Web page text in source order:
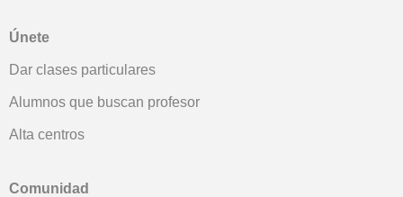
Únete
Dar clases particulares
Alumnos que buscan profesor
Alta centros
Comunidad